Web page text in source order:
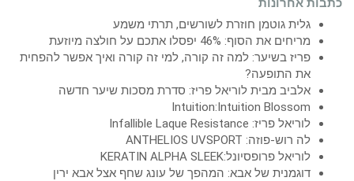
כתבות אחרונות
גלית גוטמן חוזרת לשורשים, תרתי משמע
מריחים את הסוף: 46% יפסלו אתכם על חולצה מיוזעת
פריז בשיער: למה זה קורה, למי זה קורה ואיך אפשר להפחית
את התופעה?
אלביב מבית לוריאל פריז: סדרת מסכות שיער חדשה
Intuition:Intuition Blossom
לוריאל פריז: Infallible Laque Resistance
לה רוש-פוזה: ANTHELIOS UVSPORT
לוריאל פרופסיונל:KERATIN ALPHA SLEEK
דוגמנית של אבא: המהפך של עונג שחף אצל אבא ירין